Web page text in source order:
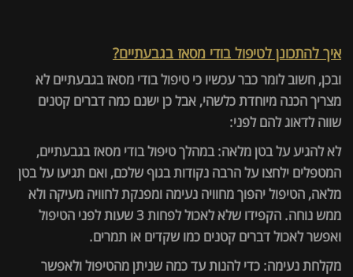
איך להתכונן לטיפול בודי מסאז בגבעתיים?
ובכן, חשוב לומר כבר עכשיו כי טיפול בודי מסאז בגבעתיים לא
מצריך הכנה מיוחדת כלשהי, אבל כן ישנם כמה דברים קטנים
שווה לדאוג להם לפני:
לא להגיע על בטן מלאה: במהלך טיפול בודי מסאז בגבעתיים,
המטפלים ילחצו על הרבה נקודות בגוף שלכם, ואם תגיעו על בטן
מלאה, הטיפול יהפוך מחוויה נעימה ומפנקת לחוויה מעיקה ולא
ממש נוחה. הקפידו שלא לאכול לפחות 3 שעות לפני הטיפול
ואפשר לאכול דברים קטנים כמו שקדים או תמרים.
מקלחת נעימה: כדי להנות עד כמה שניתן מהטיפול ולאפשר